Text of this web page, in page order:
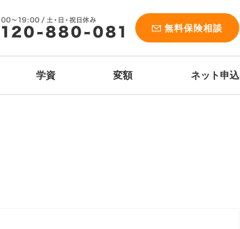
無料保険相談
学資 変額 ネット申込